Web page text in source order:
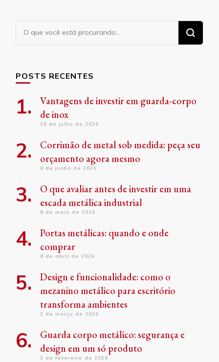
Procurando
algo?
POSTS RECENTES
Vantagens de investir em guarda-corpo
de inox
16 de julho de 2026
Corrimão de metal sob medida: peça seu
orçamento agora mesmo
8 de junho de 2026
O que avaliar antes de investir em uma
escada metálica industrial
8 de maio de 2026
Portas metálicas: quando e onde
comprar
8 de abril de 2026
Design e funcionalidade: como o
mezanino metálico para escritório
transforma ambientes
2 de março de 2026
Guarda corpo metálico: segurança e
design em um só produto
3 de fevereiro de 2026